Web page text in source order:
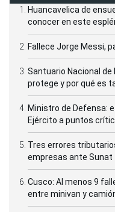
Huancavelica de
conocer en este
Fallece Jorge Messi,
Santuario Nacional de
protege y por qué es
Ministro de Defensa:
Ejército a puntos
Tres errores
empresas ante Sunat
Cusco: Al menos 9
entre minivan y